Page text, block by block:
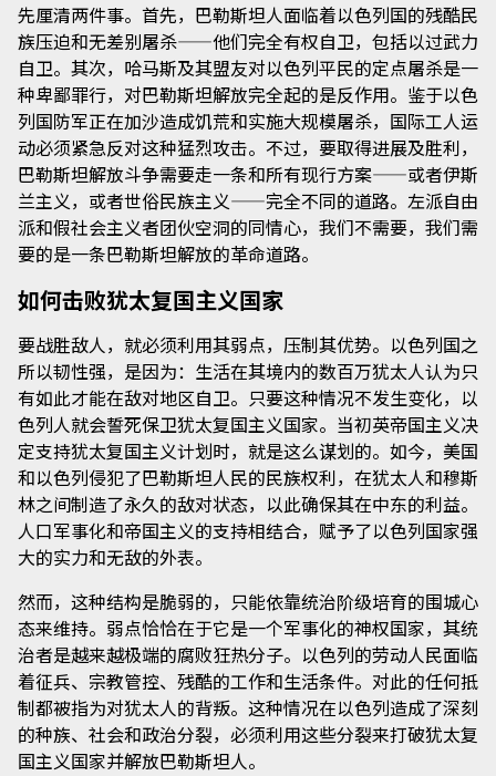
先厘清两件事。首先，巴勒斯坦人面临着以色列国的残酷民
族压迫和无差别屠杀——他们完全有权自卫，包括以过武力
自卫。其次，哈马斯及其盟友对以色列平民的定点屠杀是一
种卑鄙罪行，对巴勒斯坦解放完全起的是反作用。鉴于以色
列国防军正在加沙造成饥荒和实施大规模屠杀，国际工人运
动必须紧急反对这种猛烈攻击。不过，要取得进展及胜利，
巴勒斯坦解放斗争需要走一条和所有现行方案——或者伊斯
兰主义，或者世俗民族主义——完全不同的道路。左派自由
派和假社会主义者团伙空洞的同情心，我们不需要，我们需
要的是一条巴勒斯坦解放的革命道路。
如何击败犹太复国主义国家
要战胜敌人，就必须利用其弱点，压制其优势。以色列国之
所以韧性强，是因为：生活在其境内的数百万犹太人认为只
有如此才能在敌对地区自卫。只要这种情况不发生变化，以
色列人就会誓死保卫犹太复国主义国家。当初英帝国主义决
定支持犹太复国主义计划时，就是这么谋划的。如今，美国
和以色列侵犯了巴勒斯坦人民的民族权利，在犹太人和穆斯
林之间制造了永久的敌对状态，以此确保其在中东的利益。
人口军事化和帝国主义的支持相结合，赋予了以色列国家强
大的实力和无敌的外表。
然而，这种结构是脆弱的，只能依靠统治阶级培育的围城心
态来维持。弱点恰恰在于它是一个军事化的神权国家，其统
治者是越来越极端的腐败狂热分子。以色列的劳动人民面临
着征兵、宗教管控、残酷的工作和生活条件。对此的任何抵
制都被指为对犹太人的背叛。这种情况在以色列造成了深刻
的种族、社会和政治分裂，必须利用这些分裂来打破犹太复
国主义国家并解放巴勒斯坦人。